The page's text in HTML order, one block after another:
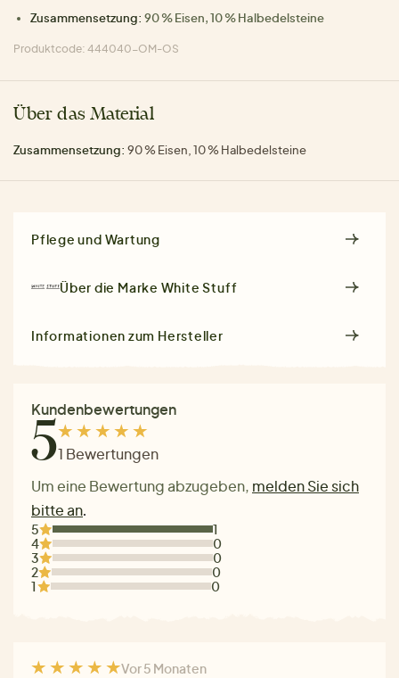
Zusammensetzung: 90 % Eisen, 10 % Halbedelsteine
Produktcode: 444040-OM-OS
Über das Material
Zusammensetzung: 90 % Eisen, 10 % Halbedelsteine
Pflege und Wartung
Über die Marke White Stuff
Informationen zum Hersteller
Kundenbewertungen
51 Bewertungen
Um eine Bewertung abzugeben, melden Sie sich
bitte an.
5
1
4
0
3
0
2
0
1
0
Vor 5 Monaten